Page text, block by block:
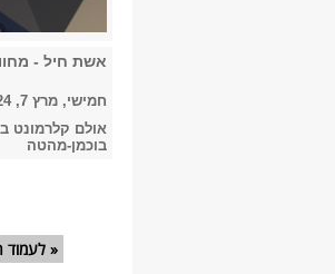
אשת חיל -
חמישי, מרץ 7, 2024 -
אולם קלרמונט
בוכמן-מהטה
עמודים« לעמוד